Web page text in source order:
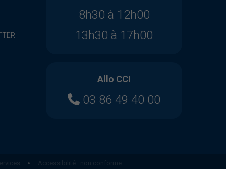
8h30 à 12h00
13h30 à 17h00
Allo CCI
03 86 49 40 00
Accessibilité : non conforme